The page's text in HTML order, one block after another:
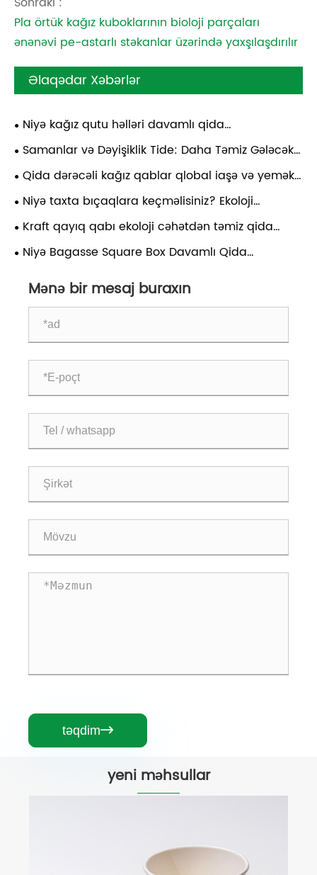
Pla örtük kağız kuboklarının bioloji parçaları
ənənəvi pe-astarlı stəkanlar üzərində yaxşılaşdırılır
Əlaqədar Xəbərlər
Niyə kağız qutu həlləri davamlı qida
qablaşdırmasının gələcəyidir?
Samanlar və Dəyişiklik Tide: Daha Təmiz Gələcək
üçün Bioparçalana bilən Həllər
Qida dərəcəli kağız qablar qlobal iaşə və yemək
operatorlarına hansı üstünlükləri verə bilər?
Niyə taxta bıçaqlara keçməlisiniz? Ekoloji
cəhətdən təmiz yemək inqilabı
Kraft qayıq qabı ekoloji cəhətdən təmiz qida
qablaşdırma həllərini necə dəyişdirə bilər?
Niyə Bagasse Square Box Davamlı Qida
Mənə bir mesaj buraxın
təqdim
yeni məhsullar